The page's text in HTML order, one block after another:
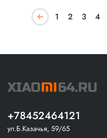
1 2 3 4
+78452464121
ул.Б.Казачья, 59/65